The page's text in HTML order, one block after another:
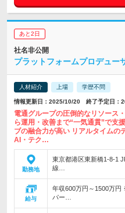
あと2日
社名非公開
プラットフォームプロデュー
人材紹介 上場 学歴不問
情報更新日：2025/10/20 終了予定日：
電通グループの圧倒的なリソース
ら運用・改善まで“一気通貫”で支
ブの融合力が高い リアルタイムの
AI・テク…
勤務地
東京都港区東新橋1-8-1
線…
給与
年収600万円～1500万
パー…